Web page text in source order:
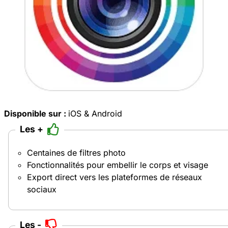
Disponible sur : iOS & Android
Les +
Centaines de filtres photo
Fonctionnalités pour embellir le corps et visage
Export direct vers les plateformes de réseaux
sociaux
Les -